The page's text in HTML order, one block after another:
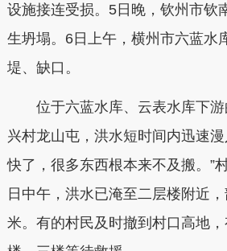
设施接连受损。5日晚，钦州市钦
生坍塌。6日上午，横州市六蓝水
堤、缺口。
位于六蓝水库、云表水库下
兴村龙山屯，洪水短时间内迅速
快了，很多东西根本来不及搬。”
日中午，洪水已淹至二层楼附近
米。有的村民及时撤到村口高地